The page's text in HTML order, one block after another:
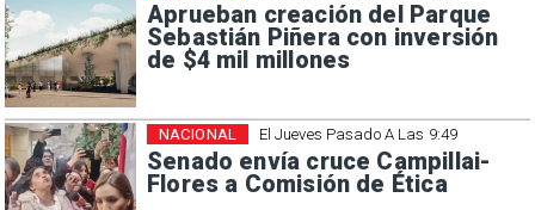
Aprueban creación del Parque
Sebastián Piñera con inversión
de $4 mil millones
El Jueves Pasado A Las 9:49
Senado envía cruce Campillai-
Flores a Comisión de Ética
NACIONAL